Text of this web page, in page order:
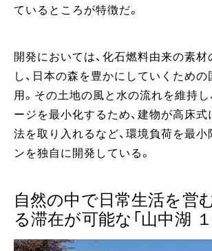
ているところが特徴だ。
開発においては、化石燃料由来の素
し、日本の森を豊かにしていくため
用。その土地の風と水の流れを維持し
ージを最小化するため、建物が高床
法を取り入れるなど、環境負荷を最
ンを独自に開発している。
自然の中で日常生活を
る滞在が可能な「山中湖 １